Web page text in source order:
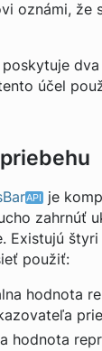
oznámi, že
účel
je
zahrnúť
Existujú
použiť:
hodnota
hodnota